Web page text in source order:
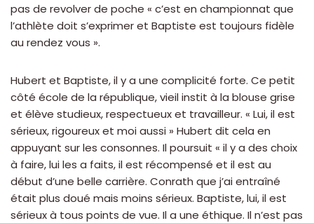
pas de revolver de poche « c’est en championnat que
l’athlète doit s’exprimer et Baptiste est toujours fidèle
au rendez vous ».
Hubert et Baptiste, il y a une complicité forte. Ce petit
côté école de la république, vieil instit à la blouse grise
et élève studieux, respectueux et travailleur. « Lui, il est
sérieux, rigoureux et moi aussi » Hubert dit cela en
appuyant sur les consonnes. Il poursuit « il y a des choix
à faire, lui les a faits, il est récompensé et il est au
début d’une belle carrière. Conrath que j’ai entraîné
était plus doué mais moins sérieux. Baptiste, lui, il est
sérieux à tous points de vue. Il a une éthique. Il n’est pas